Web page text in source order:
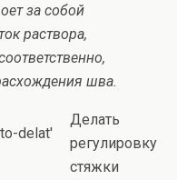
за собой
раствора,
шва.
Делать
регулировку
стяжки